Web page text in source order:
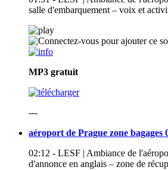
salle d'embarquement – voix et
MP3 gratuit
---
aéroport de Prague zone bagages
02:12 - LESF | Ambiance de
d'annonce en anglais – zone de